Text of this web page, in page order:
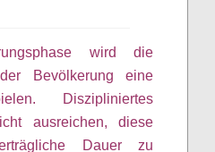
wird die
Bevölkerung eine
Diszipliniertes
ausreichen, diese
Dauer zu